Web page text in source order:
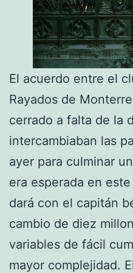
El acuerdo entre el
Rayados de
cerrado a falta de la
intercambiaban las
ayer para culminar
era esperada en
dará con el capitán
cambio de diez
variables de fácil
mayor complejidad.